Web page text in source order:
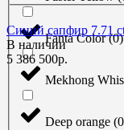
Fanta Color(0)
Mekhong
Deep orange (0
Синий сапфир 7.71
В наличии
5 386 500р.